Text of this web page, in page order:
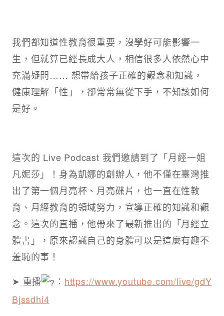
我們都知道性教育很重要，沒學好可能影響一
生，但就算已經長成大人，相信很多人依然心中
充滿疑問…… 想帶給孩子正確的觀念和知識，
健康理解「性」，卻常常無從下手，不知該如何
是好。
這次的 Live Podcast 我們邀請到了「月經一姐
凡妮莎」！身為凱娜的創辦人，他不僅在臺灣推
出了第一個月亮杯、月亮碟片，也一直在性教
育、月經教育的領域努力，宣導正確的知識和觀
念。這次的直播，他帶來了最新推出的「月經立
體書」，原來認識自己的身體可以是這麼有趣不
羞恥的事！
➤ 重播
： https://www.youtube.com/live/gdY
Bjssdhi4